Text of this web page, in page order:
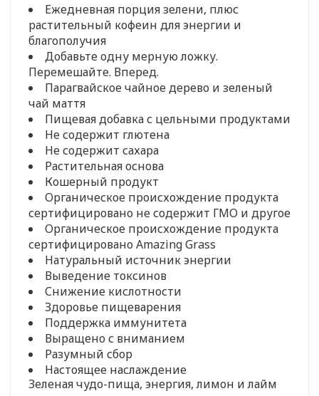
Ежедневная порция зелени, плюс
растительный кофеин для энергии и
благополучия
Добавьте одну мерную ложку.
Перемешайте. Вперед.
Парагвайское чайное дерево и зеленый
чай маття
Пищевая добавка с цельными продуктами
Не содержит глютена
Не содержит сахара
Растительная основа
Кошерный продукт
Органическое происхождение продукта
сертифицировано не содержит ГМО и другое
Органическое происхождение продукта
сертифицировано Amazing Grass
Натуральный источник энергии
Выведение токсинов
Снижение кислотности
Здоровье пищеварения
Поддержка иммунитета
Выращено с вниманием
Разумный сбор
Настоящее наслаждение
Зеленая чудо-пища, энергия, лимон и лайм